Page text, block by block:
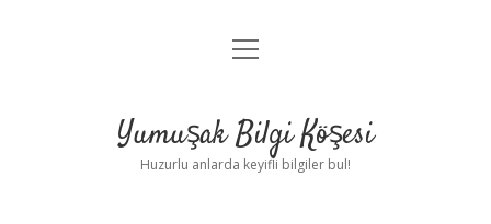
Anasayfa
Yasal Uyarı
menüyü
Yumuşak Bilgi Köşesi
Huzurlu anlarda keyifli bilgiler bul!